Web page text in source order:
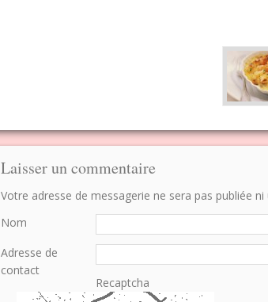
Laisser un commentaire
Votre adresse de messagerie ne sera pas publiée ni
Nom
Adresse de
contact
Recaptcha